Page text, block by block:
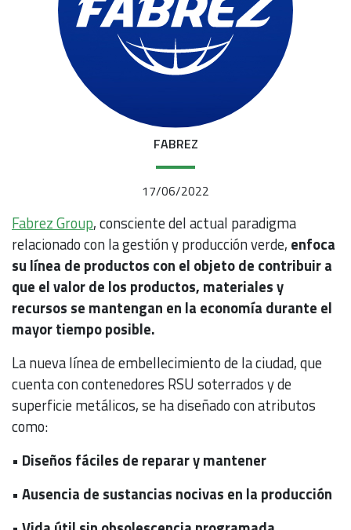
FABREZ
17/06/2022
Fabrez Group, consciente del actual paradigma
relacionado con la gestión y producción verde, enfoca
su línea de productos con el objeto de contribuir a
que el valor de los productos, materiales y
recursos se mantengan en la economía durante el
mayor tiempo posible.
La nueva línea de embellecimiento de la ciudad, que
cuenta con contenedores RSU soterrados y de
superficie metálicos, se ha diseñado con atributos
como:
• Diseños fáciles de reparar y mantener
• Ausencia de sustancias nocivas en la producción